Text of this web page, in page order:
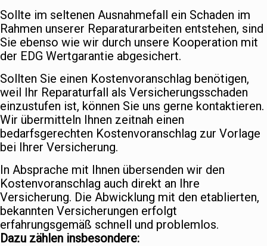
Sollte im seltenen Ausnahmefall ein Schaden im
Rahmen unserer Reparaturarbeiten entstehen, sind
Sie ebenso wie wir durch unsere Kooperation mit
der EDG Wertgarantie abgesichert.
Sollten Sie einen Kostenvoranschlag benötigen,
weil Ihr Reparaturfall als Versicherungsschaden
einzustufen ist, können Sie uns gerne kontaktieren.
Wir übermitteln Ihnen zeitnah einen
bedarfsgerechten Kostenvoranschlag zur Vorlage
bei Ihrer Versicherung.
In Absprache mit Ihnen übersenden wir den
Kostenvoranschlag auch direkt an Ihre
Versicherung. Die Abwicklung mit den etablierten,
bekannten Versicherungen erfolgt
erfahrungsgemäß schnell und problemlos.
Dazu zählen insbesondere: